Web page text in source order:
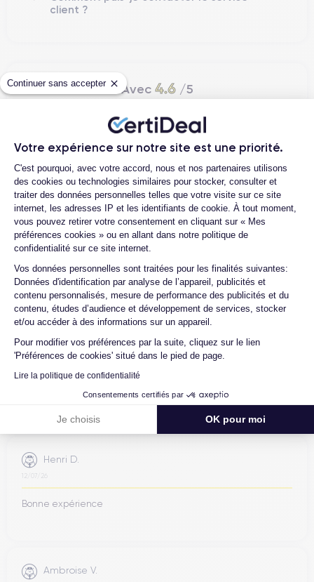
Continuer sans accepter
Votre expérience sur notre site est une priorité.
Plateforme de Gestion du
C'est pourquoi, avec votre accord, nous et nos partenaires utilisons
des cookies ou technologies similaires pour stocker, consulter et
traiter des données personnelles telles que votre visite sur ce site
internet, les adresses IP et les identifiants de cookie. À tout moment,
vous pouvez retirer votre consentement en cliquant sur « Mes
préférences cookies » ou en allant dans notre politique de
confidentialité sur ce site internet.
Vos données personnelles sont traitées pour les finalités suivantes:
Données d'identification par analyse de l’appareil, publicités et
contenu personnalisés, mesure de performance des publicités et du
contenu, études d’audience et développement de services, stocker
et/ou accéder à des informations sur un appareil.
Pour modifier vos préférences par la suite, cliquez sur le lien
'Préférences de cookies' situé dans le pied de page.
Lire la politique de confidentialité
Consentements certifiés par
Je choisis OK pour moi
Axeptio consent
client ?
Avec 4.6/5
Certideal est en tête des sites de
reconditionnement.
4.6/5
Excellent
26/07/26
Merci beaucoup à l’équipe, iPhone 15 pro max d’un état comme
neuf comme la batterie. Je suis très content de mon achat et
Henri D.
12/07/26
Bonne expérience
Ambroise V.